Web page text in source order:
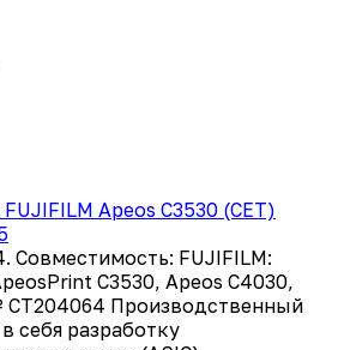
Apeos C3530 (CET)
Совместимость: FUJIFILM:
C3530, Apeos C4030,
CT204064 Производственный
себя разработку